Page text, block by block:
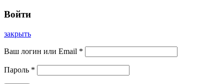
Войти
закрыть
Ваш логин или Email *
Пароль *